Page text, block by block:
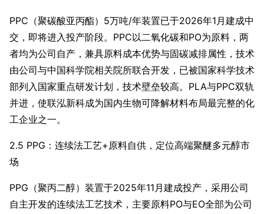
PPC（聚碳酸亚丙酯）5万吨/年装置已于2026年1月建成中
交，即将进入投产阶段。PPC以二氧化碳和PO为原料，两
者均为公司自产，兼具原料成本优势与固碳减排属性，技术
由公司与中国科学院相关院所联合开发，已被国家科学技术
部列入国家重点研发计划，技术壁垒较高。PLA与PPC双轨
并进，使联泓新科成为国内生物可降解材料布局最完整的化
工企业之一。
2.5 PPG：连续法工艺+原料自供，定位高端聚醚多元醇市
场
PPG（聚丙二醇）装置于2025年11月建成投产，采用公司
自主开发的连续法工艺技术，主要原料PO与EO全部为公司